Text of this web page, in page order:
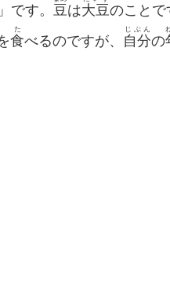
です。 豆は大豆のことで
食
た
べるのですが、 自分
じぶん
の